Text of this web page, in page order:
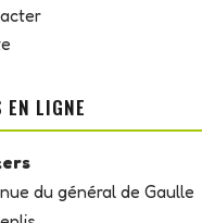
EN LIGNE
du général de Gaulle